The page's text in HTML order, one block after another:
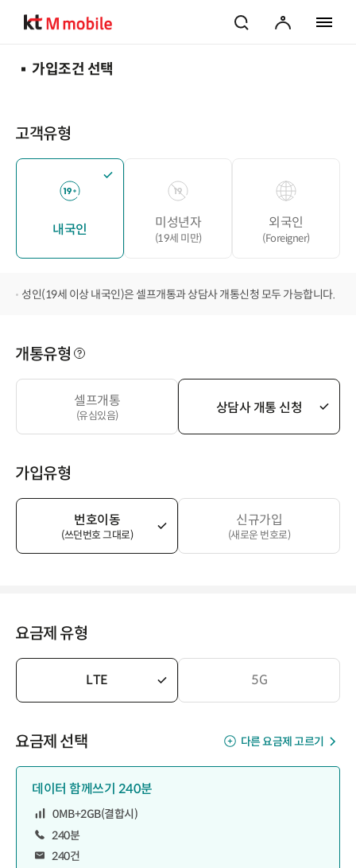
검색
마이페이지
가입조건 선택
고객유형
내국인 미성년자
(19세 미만)
외국인
(Foreigner)
성인(19세 이상 내국인)은 셀프개통과 상담사 개통신청 모두 가능합니다.
개통유형
셀프개통
(유심있음) 상담사 개통 신청
가입유형
번호이동
(쓰던번호 그대로)
신규가입
(새로운 번호로)
요금제 유형
LTE 5G
요금제 선택 다른 요금제 고르기
데이터 함께쓰기 240분
0MB+2GB(결합시)
240분
240건